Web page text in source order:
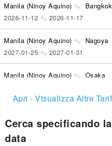
Manila (Ninoy Aquino) Bangkok
2026-11-12 2026-11-17
Manila (Ninoy Aquino) Nagoya
2027-01-25 2027-01-31
Manila (Ninoy Aquino) Osaka
Apri - Visualizza Altre
Cerca specificando
data